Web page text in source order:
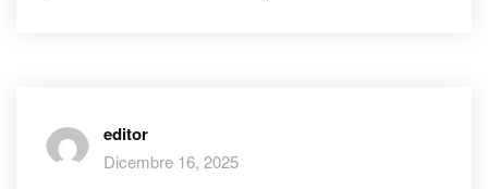
editor
Dicembre 16, 2025